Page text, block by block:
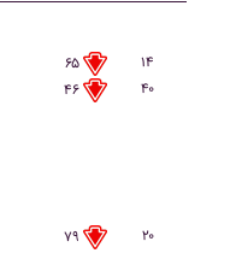
۶۵
۱۴
۴۶
۴۰
۷۹
۲۰